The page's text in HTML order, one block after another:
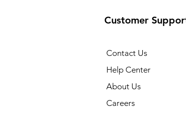
Customer
Contact Us
Help Center
About Us
Careers